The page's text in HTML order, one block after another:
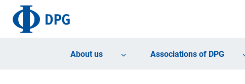
About us Associations of DPG